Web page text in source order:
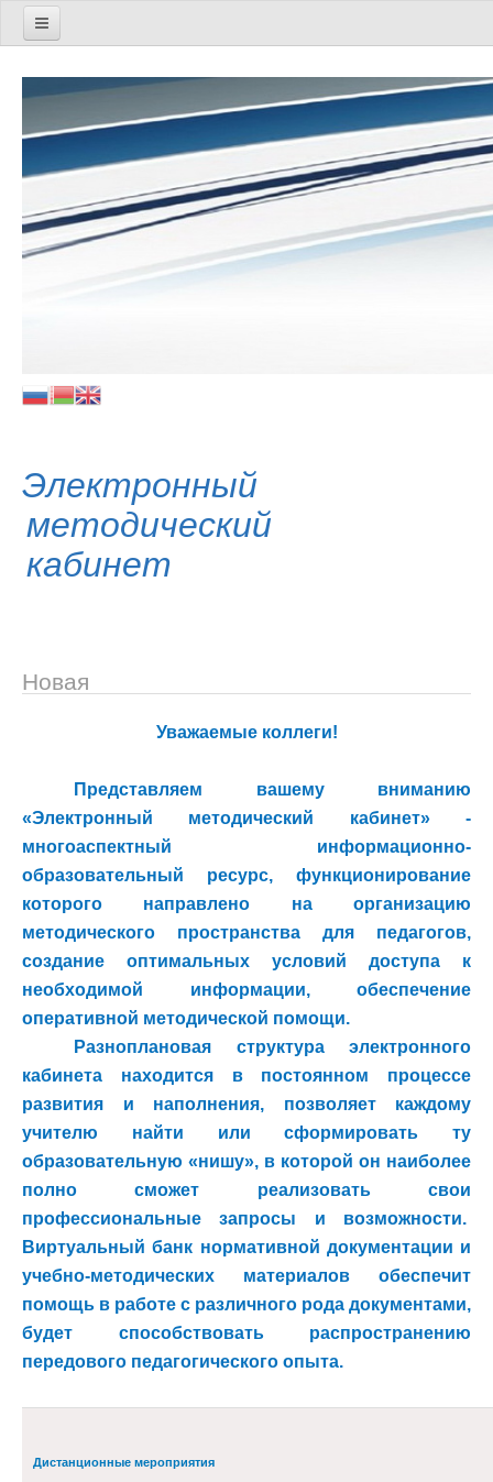
Электронный
методический
кабинет
Социально-педагогическая работа
Управленческая деятельность
Дошкольное и начальное образование
Идеологическая и воспитательная работа
Специальное образование
Цифровая трансформация
Дистанционные мероприятия
Новая
Уважаемые коллеги!
Представляем вашему вниманию
«Электронный методический кабинет» ‑
многоаспектный информационно-
образовательный ресурс, функционирование
которого направлено на организацию
методического пространства для педагогов,
создание оптимальных условий доступа к
необходимой информации, обеспечение
оперативной методической помощи.
Разноплановая структура электронного
кабинета находится в постоянном процессе
развития и наполнения, позволяет каждому
учителю найти или сформировать ту
образовательную «нишу», в которой он наиболее
полно сможет реализовать свои
профессиональные запросы и возможности.
Виртуальный банк нормативной документации и
учебно-методических материалов обеспечит
помощь в работе с различного рода документами,
будет способствовать распространению
передового педагогического опыта.
Дистанционные мероприятия